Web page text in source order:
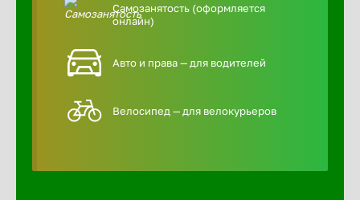
Самозанятость (оформляется
онлайн)
Авто и права — для водителей
Велосипед — для велокурьеров